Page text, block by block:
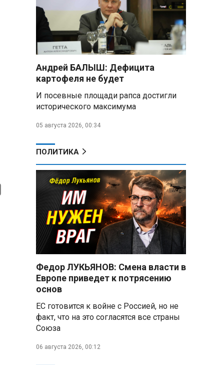
выиграли все золотые медали
первого дня Кубка мира по
зимнему плаванию
Александр Новак:
Независимые АЗС начнут
снабжать топливом через
региональных операторов
Беларусь и Россия
усиливают сотрудничество по
развития
Минобороны РФ:
Рыжевка
Строительство крупнейшего
логцентра Wildberries в
Беларуси идет с опережением
графика
Вячеслав Володин:
Противодействие
мошенничеству и миграционная
политика — приоритеты работы
Госдумы
Владимир Путин запросил у
военного командования оценки
Андрей БАЛЫШ: Дефицита
картофеля не будет
И посевные площади рапса достигли
исторического максимума
05 августа 2026, 00:34
ПОЛИТИКА
Федор ЛУКЬЯНОВ: Смена власти в
Европе приведет к потрясению
основ
ЕС готовится к войне с Россией, но не
факт, что на это согласятся все страны
Союза
06 августа 2026, 00:12